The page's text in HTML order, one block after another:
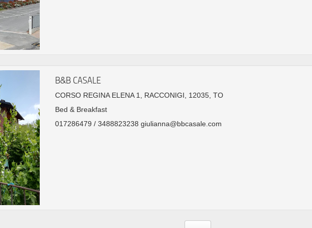
B&B CASALE
CORSO REGINA ELENA 1, RACCONIGI, 12035, TO
Bed & Breakfast
017286479 / 3488823238 giulianna@bbcasale.com